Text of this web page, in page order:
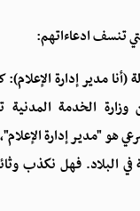
تنسف ادعاءاتهم:
(أنا مدير إدارة
وزارة الخدمة
هو "مدير إدارة
في البلاد. فهل نكذب